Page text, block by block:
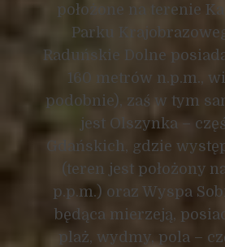
położone na terenie
Parku
Raduńskie Dolne
160 metrów n.p.m.,
podobnie), zaś w tym
jest Olszynka –
Gdańskich, gdzie
(teren jest położony
p.p.m.) oraz Wyspa
będąca mierzeją,
plaż, wydmy, pola –